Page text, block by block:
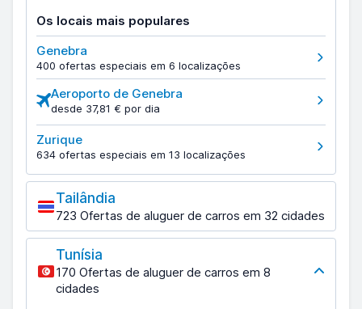
Os locais mais populares
Genebra
400 ofertas especiais em 6 localizações
Aeroporto de Genebra
desde 37,81 € por dia
Zurique
634 ofertas especiais em 13 localizações
Tailândia
723 Ofertas de aluguer de carros em 32 cidades
Tunísia
170 Ofertas de aluguer de carros em 8
cidades